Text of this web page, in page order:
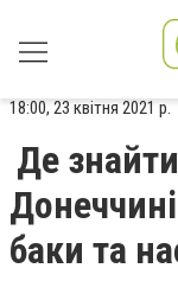
18:00, 23 квітня 2021 р.
Де
баки та